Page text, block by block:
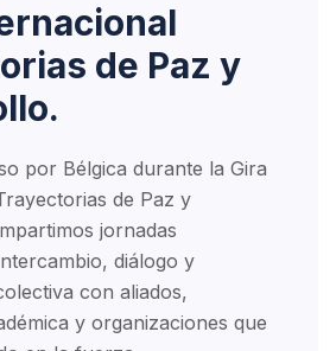
de Paz y
por Bélgica durante la Gira
de Paz y
jornadas
diálogo y
con aliados,
y organizaciones que